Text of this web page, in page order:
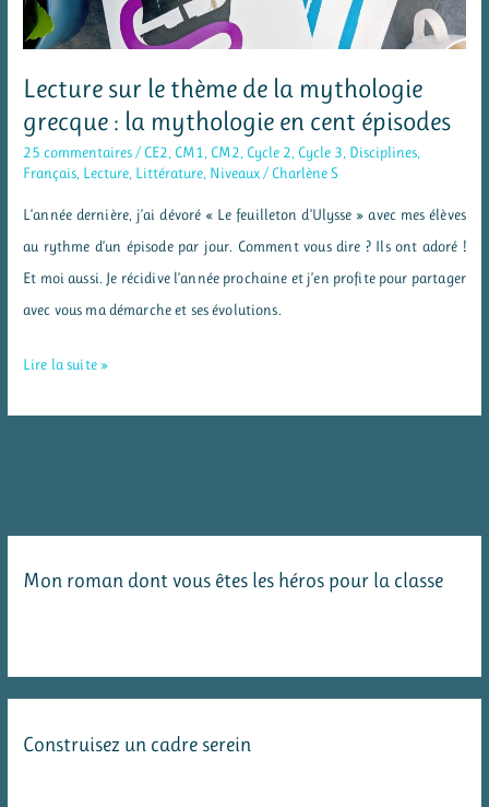
Lecture sur le thème de la mythologie
grecque : la mythologie en cent épisodes
25 commentaires/ CE2, CM1, CM2, Cycle 2, Cycle 3, Disciplines,
Français, Lecture, Littérature, Niveaux/ Charlène S
L’année dernière, j’ai dévoré « Le feuilleton d’Ulysse » avec mes élèves
au rythme d’un épisode par jour. Comment vous dire ? Ils ont adoré !
Et moi aussi. Je récidive l’année prochaine et j’en profite pour partager
avec vous ma démarche et ses évolutions.
Lecture
grecque
mythologie
cent
Lire la suite »
Mon roman dont vous êtes les héros pour la classe
Construisez un cadre serein